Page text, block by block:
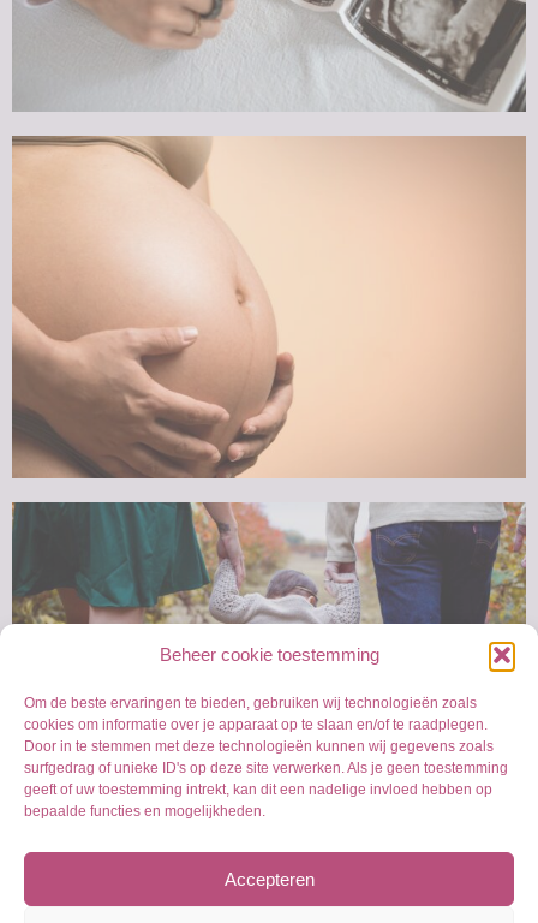
Beheer cookie toestemming
Om de beste ervaringen te bieden, gebruiken wij technologieën zoals
cookies om informatie over je apparaat op te slaan en/of te raadplegen.
Door in te stemmen met deze technologieën kunnen wij gegevens zoals
surfgedrag of unieke ID's op deze site verwerken. Als je geen toestemming
geeft of uw toestemming intrekt, kan dit een nadelige invloed hebben op
bepaalde functies en mogelijkheden.
Accepteren